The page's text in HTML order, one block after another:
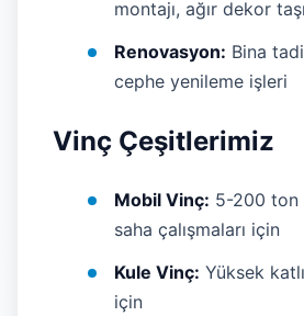
montajı, ağır dekor
Renovasyon: Bina
cephe yenileme işleri
Vinç Çeşitlerimiz
Mobil Vinç: 5-200 ton
saha çalışmaları için
Kule Vinç: Yüksek
için